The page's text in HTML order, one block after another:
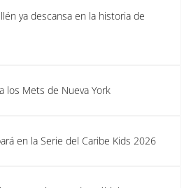
ya descansa en la historia de
los Mets de Nueva York
en la Serie del Caribe Kids 2026